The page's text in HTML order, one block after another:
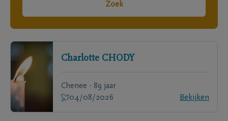
Zoek
Charlotte CHODY
Chenee - 89 jaar
04/08/2026
Bekijken